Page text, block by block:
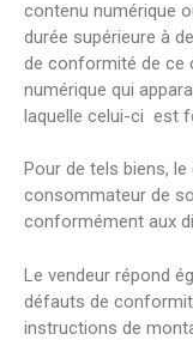
contenu numérique
durée supérieure à
de conformité de ce
numérique qui
laquelle celui-ci est
Pour de tels biens, le
consommateur de
conformément aux
Le vendeur répond
défauts de
instructions de